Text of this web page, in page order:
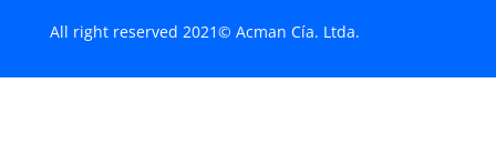
All right reserved 2021© Acman Cía. Ltda.